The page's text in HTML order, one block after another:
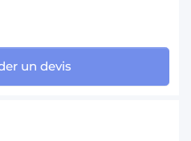
un devis